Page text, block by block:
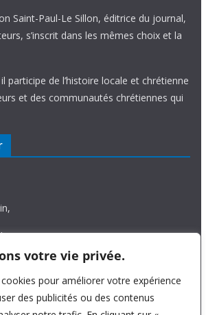
votre vie privée.
pour améliorer votre expérience
des publicités ou des contenus
Saint-Paul-Le Sillon, éditrice du journal,
s’inscrit dans les mêmes choix et la
participe de l’histoire locale et chrétienne
et des communautés chrétiennes qui